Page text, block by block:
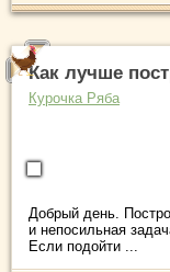
Как лучше
Курочка Ряба
Добрый день.
и непосильная
Если подойти ...